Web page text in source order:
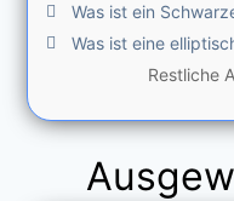
Was ist ein
Was ist eine
Restliche